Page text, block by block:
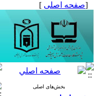
[صفحه اصلی ]
بخش‌های اصلی